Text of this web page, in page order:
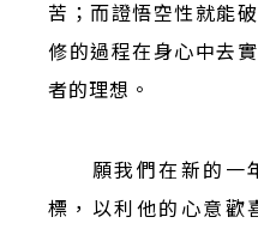
苦；而證悟空性就能
修的過程在身心中去
者的理想。
願我們在新的一
標，以利他的心意歡